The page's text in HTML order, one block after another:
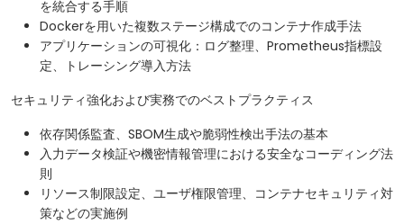
を統合する手順
Dockerを用いた複数ステージ構成でのコンテナ作成手法
アプリケーションの可視化：ログ整理、Prometheus指標設
定、トレーシング導入方法
セキュリティ強化および実務でのベストプラクティス
依存関係監査、SBOM生成や脆弱性検出手法の基本
入力データ検証や機密情報管理における安全なコーディング法
則
リソース制限設定、ユーザ権限管理、コンテナセキュリティ対
策などの実施例